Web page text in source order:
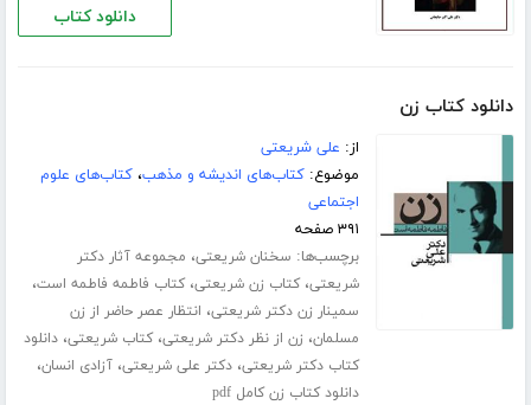
دانلود کتاب
دانلود کتاب زن
از: علی شریعتی
موضوع:کتاب‌های اندیشه و مذهب،کتاب‌های علوم
اجتماعی
۳۹۱ صفحه
برچسب‌ها: سخنان شریعتی، مجموعه آثار دکتر
شریعتی،کتاب زن شریعتی،کتاب فاطمه فاطمه است،
سمینار زن دکتر شریعتی، انتظار عصر حاضر از زن
مسلمان، زن از نظر دکتر شریعتی،کتاب شریعتی،دانلود
کتاب دکتر شریعتی،دکتر علی شریعتی،آزادی انسان،
دانلود کتاب زن کامل pdf